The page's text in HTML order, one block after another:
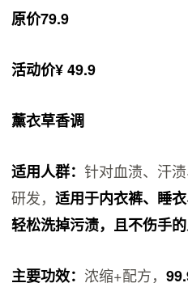
原价79.9
活动价¥ 49.9
薰衣草香调
适用人群：针对血渍、汗
研发，适用于内衣裤、睡
轻松洗掉污渍，且不伤手的
主要功效： 浓缩+配方，